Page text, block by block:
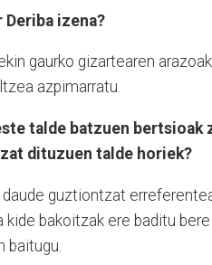
izena?
gaurko gizartearen
azpimarratu.
talde batzuen
dituzuen talde horiek?
guztiontzat
kide bakoitzak ere baditu
baitugu.